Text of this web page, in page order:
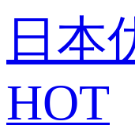
日本
HOT